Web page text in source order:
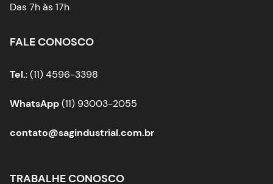
Das 7h às 17h
FALE CONOSCO
Tel.: (11) 4596-3398
WhatsApp(11) 93003-2055
contato@sagindustrial.com.br
TRABALHE CONOSCO